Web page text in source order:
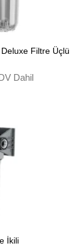
Filtre Üçlü
Dahil
İkili